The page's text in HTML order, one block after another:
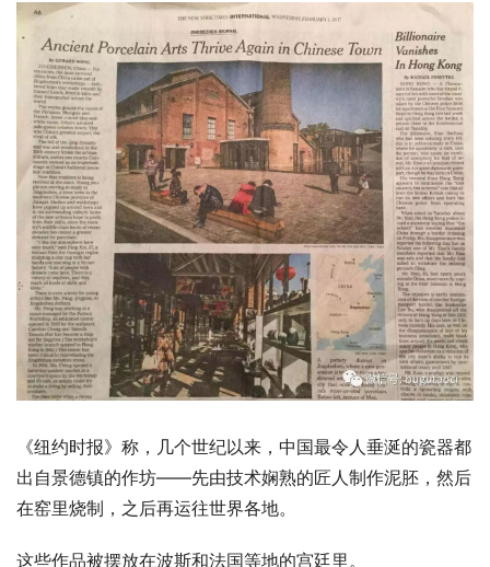
《纽约时报》称，几个世纪以来，中国最令人垂涎的瓷器都
出自景德镇的作坊——先由技术娴熟的匠人制作泥胚，然后
在窑里烧制，之后再运往世界各地。
这些作品被摆放在波斯和法国等地的宫廷里。